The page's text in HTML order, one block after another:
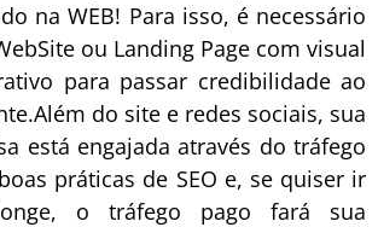
na WEB! Para isso, é necessário
ou Landing Page com visual
para passar credibilidade ao
do site e redes sociais, sua
está engajada através do tráfego
práticas de SEO e, se quiser ir
o tráfego pago fará sua